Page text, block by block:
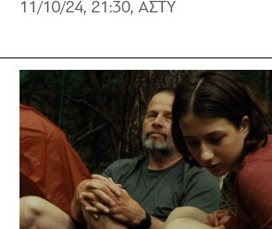
11/10/24, 21:30, ΑΣΤΥ